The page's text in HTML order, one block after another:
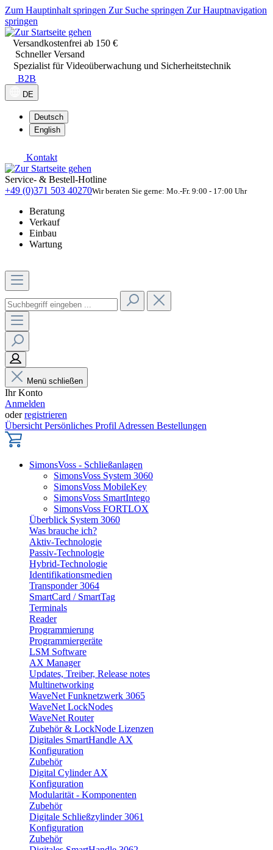
Zum Hauptinhalt springen Zur Suche springen Zur Hauptnavigation
springen
Versandkostenfrei ab 150 €
Schneller Versand
Spezialist für Videoüberwachung und Sicherheitstechnik
B2B
DE
Deutsch
English
Kontakt
Service- & Bestell-Hotline
+49 (0)371 503 40270Wir beraten Sie gerne: Mo.-Fr. 9:00 - 17:00 Uhr
Beratung
Verkauf
Einbau
Wartung
Menü schließen
Ihr Konto
Anmelden
oderregistrieren
Übersicht Persönliches Profil Adressen Bestellungen
SimonsVoss - Schließanlagen
SimonsVoss System 3060
SimonsVoss MobileKey
SimonsVoss SmartIntego
SimonsVoss FORTLOX
Überblick System 3060
Was brauche ich?
Aktiv-Technologie
Passiv-Technologie
Hybrid-Technologie
Identifikationsmedien
Transponder 3064
SmartCard / SmartTag
Terminals
Reader
Programmierung
Programmiergeräte
LSM Software
AX Manager
Updates, Treiber, Release notes
Multinetworking
WaveNet Funknetzwerk 3065
WaveNet LockNodes
WaveNet Router
Zubehör & LockNode Lizenzen
Digitales SmartHandle AX
Konfiguration
Zubehör
Digital Cylinder AX
Konfiguration
Modularität - Komponenten
Zubehör
Digitale Schließzylinder 3061
Konfiguration
Zubehör